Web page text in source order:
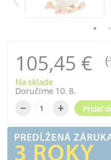
105,45 €
Na sklade
Doručíme 10. 8.
− + Pridať